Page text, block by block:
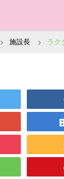
施設長 ラク